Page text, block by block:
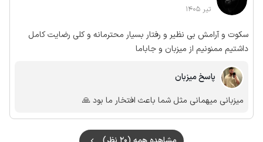
تیر 1405
سکوت و آرامش بی نظیر و رفتار بسیار محترمانه و کلی رضایت کامل
داشتیم ممنونیم از میزبان و جاباما
پاسخ میزبان
میزبانی میهمانی مثل شما باعث افتخار ما بود 🙏